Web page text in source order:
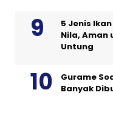
5 Jenis
Nila, Aman
Untung
Gurame
Banyak